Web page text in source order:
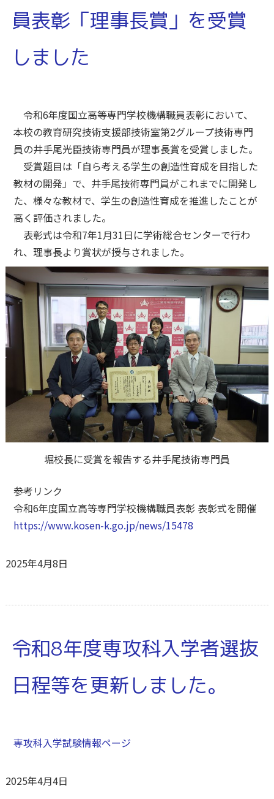
員表彰「理事長賞」を受賞
しました
令和6年度国立高等専門学校機構職員表彰において、
本校の教育研究技術支援部技術室第2グループ技術専門
員の井手尾光臣技術専門員が理事長賞を受賞しました。
受賞題目は「自ら考える学生の創造性育成を目指した
教材の開発」で、井手尾技術専門員がこれまでに開発し
た、様々な教材で、学生の創造性育成を推進したことが
高く評価されました。
表彰式は令和7年1月31日に学術総合センターで行わ
れ、理事長より賞状が授与されました。
堀校長に受賞を報告する井手尾技術専門員
参考リンク
令和6年度国立高等専門学校機構職員表彰 表彰式を開催
https://www.kosen-k.go.jp/news/15478
2025年4月8日
令和8年度専攻科入学者選抜
日程等を更新しました。
専攻科入学試験情報ページ
2025年4月4日